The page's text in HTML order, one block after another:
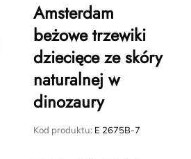
Amsterdam
beżowe trzewiki
dziecięce ze skóry
naturalnej w
dinozaury
Kod produktu: E 2675B-7